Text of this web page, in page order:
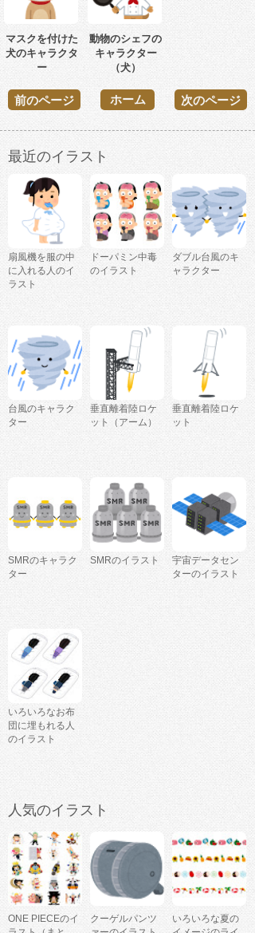
マスクを付けた
犬のキャラクタ
ー
動物のシェフの
キャラクター
（犬）
前のページ 次のページ
ホーム
最近のイラスト
扇風機を服の中
に入れる人のイ
ラスト
ドーパミン中毒
のイラスト
ダブル台風のキ
ャラクター
台風のキャラク
ター
垂直離着陸ロケ
ット（アーム）
垂直離着陸ロケ
ット
SMRのキャラク
ター
SMRのイラスト
宇宙データセン
ターのイラスト
いろいろなお布
団に埋もれる人
のイラスト
人気のイラスト
ONE PIECEのイ
クーゲルパンツ
いろいろな夏の